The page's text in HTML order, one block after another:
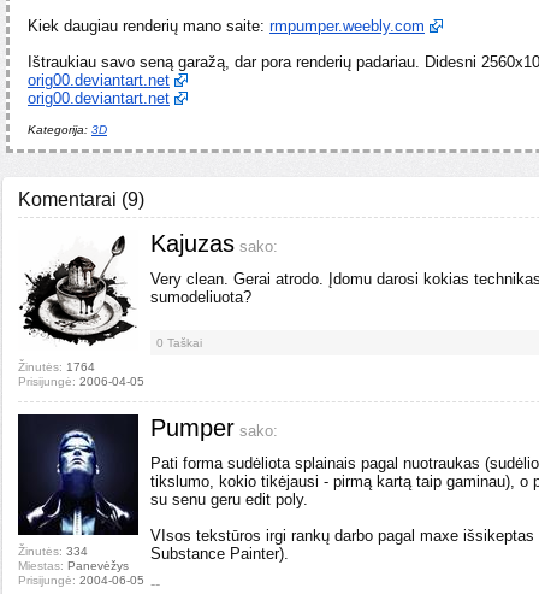
Kiek daugiau renderių mano saite: rmpumper.weebly.com
Ištraukiau savo seną garažą, dar pora renderių padariau. Didesni
orig00.deviantart.net
orig00.deviantart.net
Kategorija: 3D
Komentarai (9)
Žinutės: 1764
Prisijungė: 2006-04-05
Kajuzas sako:
Very clean. Gerai atrodo. Įdomu darosi kokias
sumodeliuota?
0 Taškai
Žinutės: 334
Miestas: Panevėžys
Prisijungė: 2004-06-05
Pumper sako:
Pati forma sudėliota splainais pagal nuotraukas
tikslumo, kokio tikėjausi - pirmą kartą taip gaminau), o
su senu geru edit poly.
VIsos tekstūros irgi rankų darbo pagal maxe
Substance Painter).
--